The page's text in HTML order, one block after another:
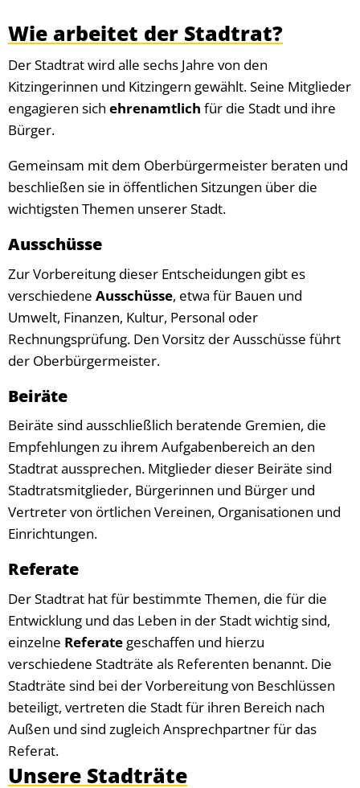
Wie arbeitet der Stadtrat?
Der Stadtrat wird alle sechs Jahre von den
Kitzingerinnen und Kitzingern gewählt. Seine Mitglieder
engagieren sich ehrenamtlich für die Stadt und ihre
Bürger.
Gemeinsam mit dem Oberbürgermeister beraten und
beschließen sie in öffentlichen Sitzungen über die
wichtigsten Themen unserer Stadt.
Ausschüsse
Zur Vorbereitung dieser Entscheidungen gibt es
verschiedene Ausschüsse, etwa für Bauen und
Umwelt, Finanzen, Kultur, Personal oder
Rechnungsprüfung. Den Vorsitz der Ausschüsse führt
der Oberbürgermeister.
Beiräte
Beiräte sind ausschließlich beratende Gremien, die
Empfehlungen zu ihrem Aufgabenbereich an den
Stadtrat aussprechen. Mitglieder dieser Beiräte sind
Stadtratsmitglieder, Bürgerinnen und Bürger und
Vertreter von örtlichen Vereinen, Organisationen und
Einrichtungen.
Referate
Der Stadtrat hat für bestimmte Themen, die für die
Entwicklung und das Leben in der Stadt wichtig sind,
einzelne Referate geschaffen und hierzu
verschiedene Stadträte als Referenten benannt. Die
Stadträte sind bei der Vorbereitung von Beschlüssen
beteiligt, vertreten die Stadt für ihren Bereich nach
Außen und sind zugleich Ansprechpartner für das
Referat.
Unsere Stadträte